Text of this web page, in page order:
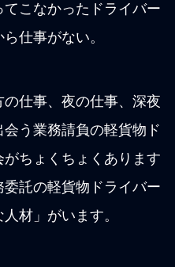
こなかったドライバー
仕事がない。
仕事、夜の仕事、深夜
う業務請負の軽貨物ド
ちょくちょくあります
託の軽貨物ドライバー
材」がいます。